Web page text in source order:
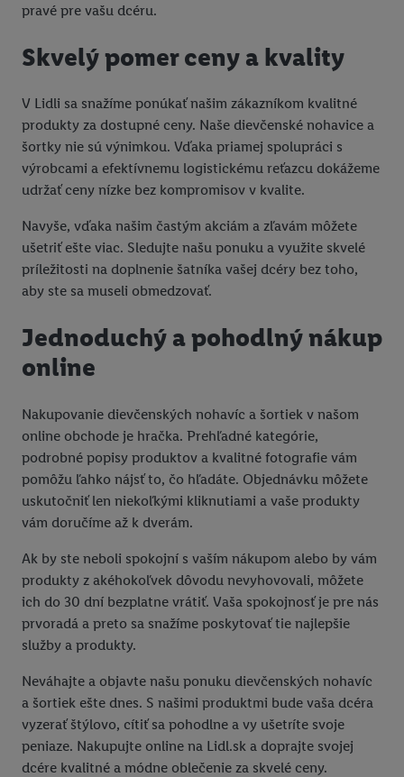
pravé pre vašu dcéru.
Skvelý pomer ceny a kvality
V Lidli sa snažíme ponúkať našim zákazníkom kvalitné
produkty za dostupné ceny. Naše dievčenské nohavice a
šortky nie sú výnimkou. Vďaka priamej spolupráci s
výrobcami a efektívnemu logistickému reťazcu dokážeme
udržať ceny nízke bez kompromisov v kvalite.
Navyše, vďaka našim častým akciám a zľavám môžete
ušetriť ešte viac. Sledujte našu ponuku a využite skvelé
príležitosti na doplnenie šatníka vašej dcéry bez toho,
aby ste sa museli obmedzovať.
Jednoduchý a pohodlný nákup
online
Nakupovanie dievčenských nohavíc a šortiek v našom
online obchode je hračka. Prehľadné kategórie,
podrobné popisy produktov a kvalitné fotografie vám
pomôžu ľahko nájsť to, čo hľadáte. Objednávku môžete
uskutočniť len niekoľkými kliknutiami a vaše produkty
vám doručíme až k dverám.
Ak by ste neboli spokojní s vaším nákupom alebo by vám
produkty z akéhokoľvek dôvodu nevyhovovali, môžete
ich do 30 dní bezplatne vrátiť. Vaša spokojnosť je pre nás
prvoradá a preto sa snažíme poskytovať tie najlepšie
služby a produkty.
Neváhajte a objavte našu ponuku dievčenských nohavíc
a šortiek ešte dnes. S našimi produktmi bude vaša dcéra
vyzerať štýlovo, cítiť sa pohodlne a vy ušetríte svoje
peniaze. Nakupujte online na Lidl.sk a doprajte svojej
dcére kvalitné a módne oblečenie za skvelé ceny.